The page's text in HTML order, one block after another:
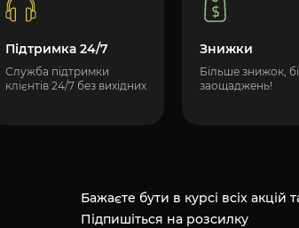
Підтримка 24/7
Служба підтримки
клієнтів 24/7 без вихідних
Знижки
Більше знижок,
заощаджень!
Бажаєте бути в курсі всіх акцій
Підпишіться на розсилку